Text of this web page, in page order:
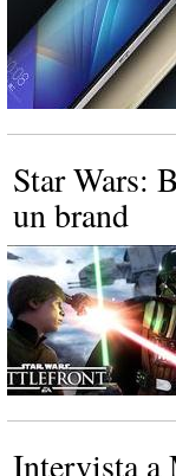
Star Wars:
un brand
Intervista a